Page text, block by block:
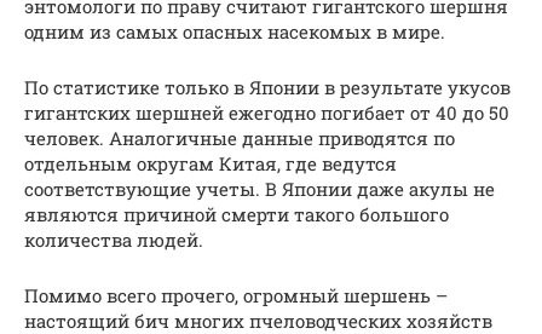
энтомологи по праву считают гигантского шершня
одним из самых опасных насекомых в мире.
По статистике только в Японии в результате укусов
гигантских шершней ежегодно погибает от 40 до 50
человек. Аналогичные данные приводятся по
отдельным округам Китая, где ведутся
соответствующие учеты. В Японии даже акулы не
являются причиной смерти такого большого
количества людей.
Помимо всего прочего, огромный шершень –
настоящий бич многих пчеловодческих хозяйств